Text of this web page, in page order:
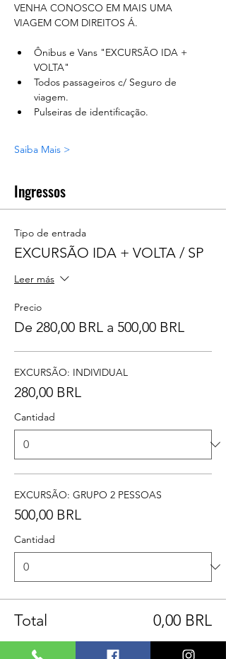
VENHA CONOSCO EM MAIS UMA
VIAGEM COM DIREITOS Á.
Ônibus e Vans "EXCURSÃO IDA +
VOLTA"
Todos passageiros c/ Seguro de
viagem.
Pulseiras de identificação.
Saiba Mais >
Ingressos
Tipo de entrada
EXCURSÃO IDA + VOLTA / SP
Leer más
Precio
De 280,00 BRL a 500,00 BRL
EXCURSÃO: INDIVIDUAL
280,00 BRL
Cantidad
EXCURSÃO: GRUPO 2 PESSOAS
500,00 BRL
Cantidad
Total 0,00 BRL
Confirmar pedido